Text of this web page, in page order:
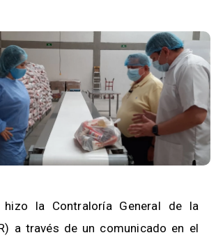
la Contraloría General de la
a través de un comunicado en el